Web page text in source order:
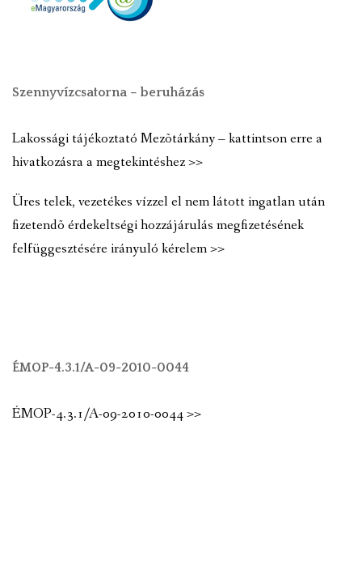
Szennyvízcsatorna – beruházás
Lakossági tájékoztató Mezõtárkány – kattintson erre a
hivatkozásra a megtekintéshez >>
Üres telek, vezetékes vízzel el nem látott ingatlan után
fizetendõ érdekeltségi hozzájárulás megfizetésének
felfüggesztésére irányuló kérelem >>
ÉMOP-4.3.1/A-09-2010-0044
ÉMOP-4.3.1/A-09-2010-0044 >>